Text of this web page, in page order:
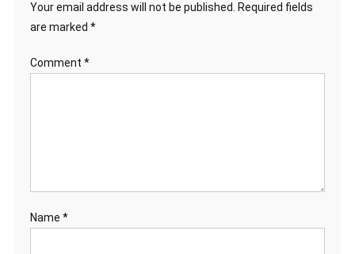
Your email address will not be published.
Required fields
are marked *
Comment *
Name *